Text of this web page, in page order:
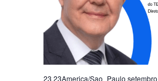
23 23America/Sao_Paulo